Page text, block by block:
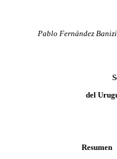
Pablo Fernández Banizi
del
Resumen